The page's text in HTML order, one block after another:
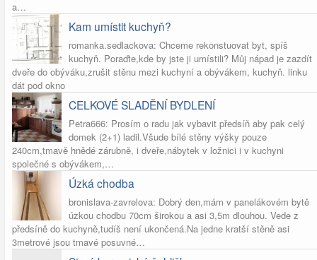
a…
Kam umístit kuchyň?
romanka.sedlackova: Chceme rekonstuovat byt, spíš
kuchyň. Poraďte,kde by jste ji umístili? Můj nápad je zazdít
dveře do obýváku,zrušit stěnu mezi kuchyní a obývákem, kuchyň. linku
dát pod okno
CELKOVÉ SLADĚNÍ BYDLENÍ
Petra666: Prosím o radu jak vybavit předsíň aby pak celý
domek (2+1) ladil.Všude bílé stěny výšky pouze
240cm,tmavě hnědé zárubně, i dveře,nábytek v ložnici i v kuchyni
společné s obývákem,…
Úzká chodba
bronislava-zavrelova: Dobrý den,mám v panelákovém bytě
úzkou chodbu 70cm širokou a asi 3,5m dlouhou. Vede z
předsíně do kuchyně,tudíš není ukončená.Na jedne kratší stěně asi
3metrové jsou tmavé posuvné…